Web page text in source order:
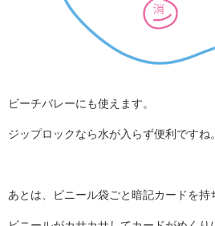
ビーチバレーにも使えます。
ジップロックなら水が入らず便利ですね。
あとは、ビニール袋ごと暗記カードを持